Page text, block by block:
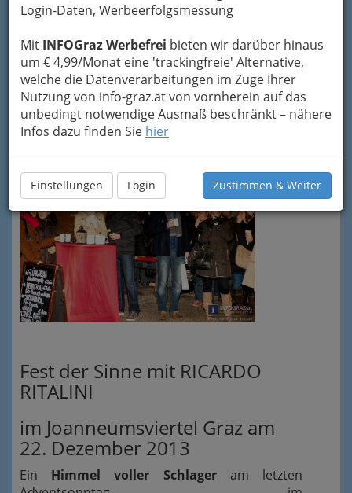
Login-Daten, Werbeerfolgsmessung
Mit INFOGraz Werbefrei bieten wir darüber hinaus
um € 4,99/Monat eine 'trackingfreie' Alternative,
welche die Datenverarbeitungen im Zuge Ihrer
Nutzung von info-graz.at von vornherein auf das
unbedingt notwendige Ausmaß beschränkt – nähere
Infos dazu finden Sie hier
Einstellungen Login Zustimmen & Weiter
Fest der Sinne mit RICARDO
RITALINI
im Joanneumsviertel Graz am
22. Dezember 2013
Ein Himmel voller Schlageram letzten